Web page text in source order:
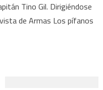
Tino Gil. Dirigiéndose
de Armas Los pífanos